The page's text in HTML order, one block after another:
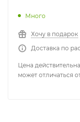
Много
Хочу в подарок
Доставка по
Цена
может отличаться